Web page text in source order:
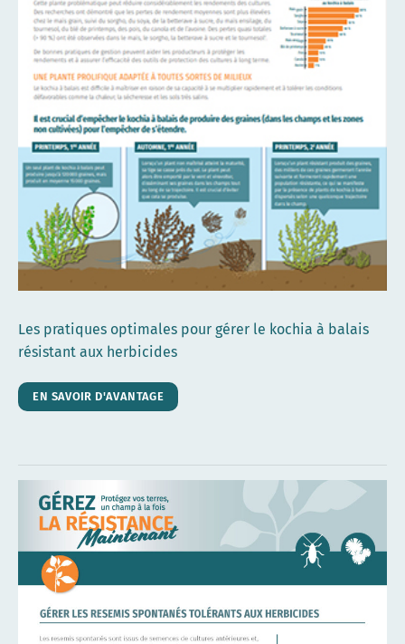
Les pratiques optimales pour gérer le kochia à balais
résistant aux herbicides
EN SAVOIR D'AVANTAGE